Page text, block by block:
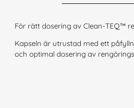
För rätt dosering av Clean-TEQ™
Kapseln är utrustad med ett
och optimal dosering av